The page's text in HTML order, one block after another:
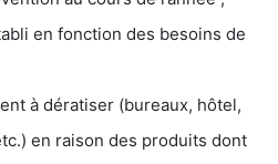
en fonction des besoins de
à dératiser (bureaux, hôtel,
en raison des produits dont